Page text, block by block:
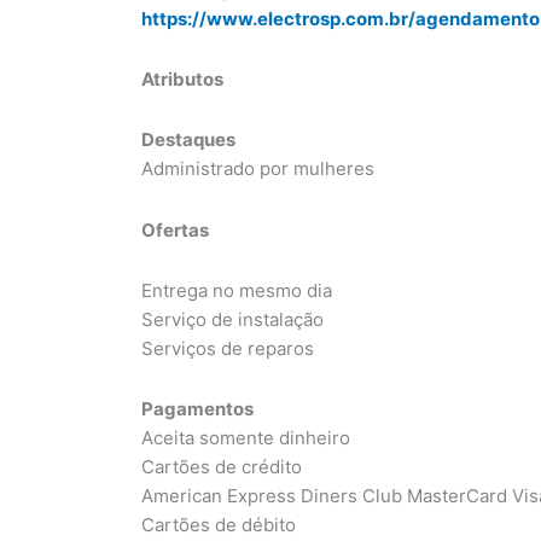
https://www.electrosp.com.br/agendamento
Atributos
Destaques
Administrado por mulheres
Ofertas
Entrega no mesmo dia
Serviço de instalação
Serviços de reparos
Pagamentos
Aceita somente dinheiro
Cartões de crédito
American Express Diners Club MasterCard
Cartões de débito